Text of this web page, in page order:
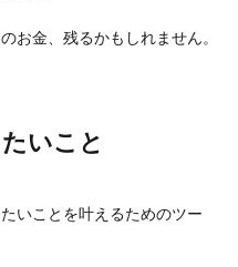
お金、残るかもしれません。
いこと
いことを叶えるためのツー